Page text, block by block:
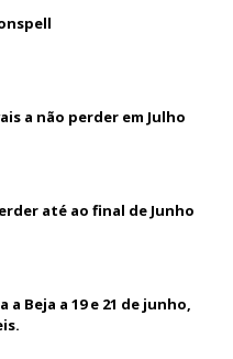
a não perder em Julho
até ao final de Junho
a Beja a 19 e 21 de junho,